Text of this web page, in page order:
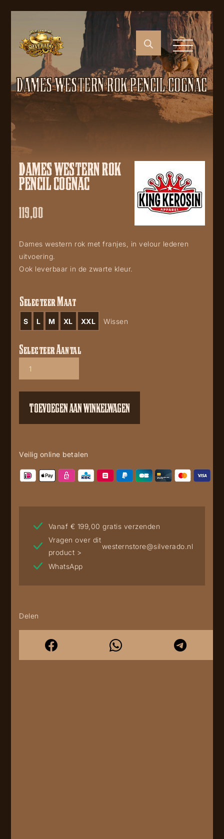
DAMES WESTERN ROK PENCIL COGNAC
DAMES WESTERN ROK
PENCIL COGNAC
119,00
Dames western rok met franjes, in velour lederen
uitvoering.
Ook leverbaar in de zwarte kleur.
Selecteer Maat
S L M XL XXL Wissen
Dames
aantal
Selecteer Aantal
TOEVOEGEN AAN WINKELWAGEN
Veilig online betalen
Vanaf € 199,00 gratis verzenden
Vragen over dit
product >
westernstore@silverado.nl
WhatsApp
Delen